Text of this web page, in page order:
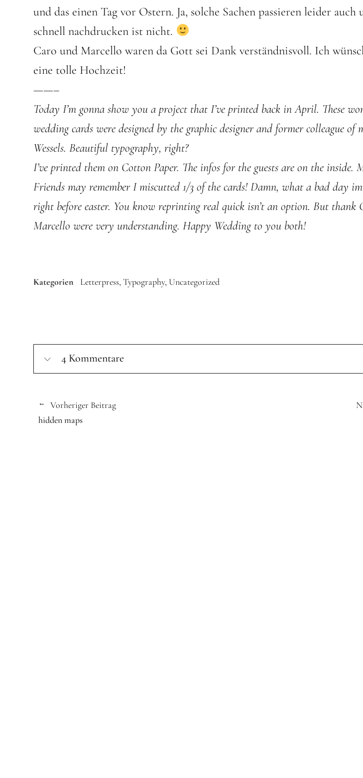
und das einen Tag vor Ostern. Ja, solche Sachen passieren leider auch
schnell nachdrucken ist nicht.
Caro und Marcello waren da Gott sei Dank verständnisvoll. Ich
eine tolle Hochzeit!
——–
Today I’m gonna show you a project that I’ve printed back in April. These
wedding cards were designed by the graphic designer and former colleague of
Wessels. Beautiful typography, right?
I’ve printed them on Cotton Paper. The infos for the guests are on the inside.
Friends may remember I miscutted 1/3 of the cards! Damn, what a bad day
right before easter. You know reprinting real quick isn’t an option. But thank
Marcello were very understanding. Happy Wedding to you both!
Kategorien Letterpress Typography Uncategorized
4 Kommentare
Vorheriger Beitrag
hidden maps